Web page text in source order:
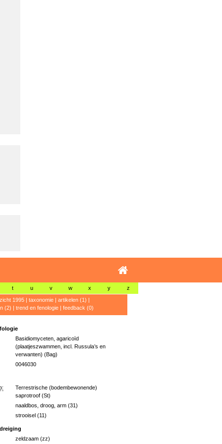
t u v w x y z
1995| taxonomie| artikelen (1) |
(2) | trend en fenologie| feedback (0)
Basidiomyceten, agaricoïd
(plaatjeszwammen, incl. Russula’s en
verwanten) (Bag)
0046030
Terrestrische (bodembewonende)
saprotroof (St)
naaldbos, droog, arm (31)
strooisel (11)
zeldzaam (zz)